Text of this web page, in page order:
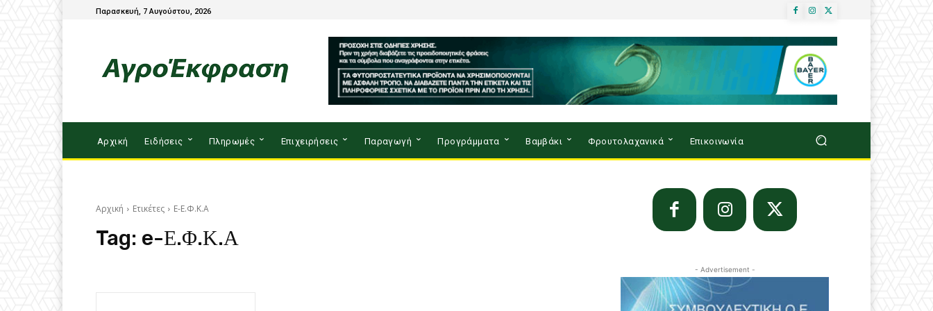
Παρασκευή, 7 Αυγούστου, 2026
Αρχική Ειδήσεις Πληρωμές Επιχειρήσεις Παραγωγή Προγράμματα Βαμβάκι Φρουτολαχανικά Επικοινωνία
Αρχική Ετικέτες E-Ε.Φ.Κ.Α
Tag: e-Ε.Φ.Κ.Α
- Advertisement -